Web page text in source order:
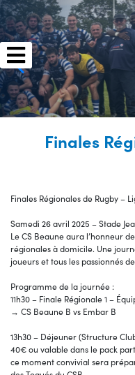
Skip
to
content
Finales
Finales Régionales de Rugby –
Samedi 26 avril 2025 – Stade
Le CS Beaune aura l’honneur
régionales à domicile. Une
joueurs et tous les passionnés
Programme de la journée :
11h30 – Finale Régionale 1 –
→ CS Beaune B vs Embar B
13h30 – Déjeuner (Structure
40€ ou valable dans le pack
ce moment convivial sera